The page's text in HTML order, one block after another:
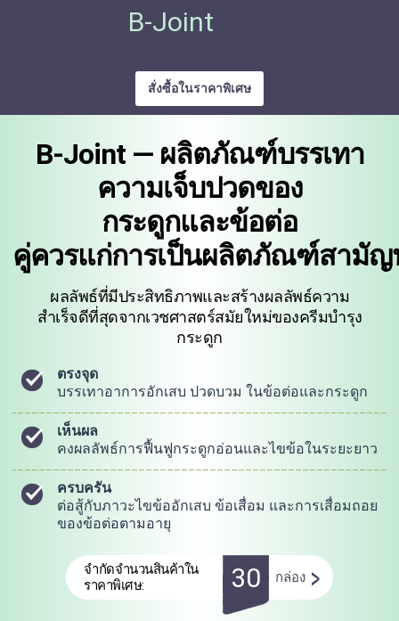
B-Joint
สั่งซื้อในราคาพิเศษ
B-Joint — ผลิตภัณฑ์บรรเทา
ความเจ็บปวดของ
กระดูกและข้อต่อ
คู่ควรแก่การเป็นผลิตภัณฑ์สามั
ผลลัพธ์ที่มีประสิทธิภาพและสร้างผลลัพธ์ความ
สำเร็จดีที่สุดจากเวชศาสตร์สมัยใหม่ของครีมบำรุง
กระดูก
ตรงจุด
บรรเทาอาการอักเสบ ปวดบวม ในข้อต่อและกระดูก
เห็นผล
คงผลลัพธ์การฟื้นฟูกระดูกอ่อนและไขข้อในระยะยาว
ครบครัน
ต่อสู้กับภาวะไขข้ออักเสบ ข้อเสื่อม และการเสื่อมถอย
ของข้อต่อตามอายุ
จำกัดจำนวนสินค้าใน
ราคาพิเศษ:
30 กล่อง >